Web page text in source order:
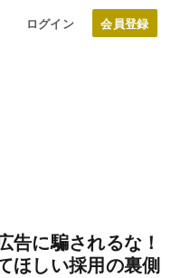
ログイン
告に騙されるな！
ほしい採用の裏側